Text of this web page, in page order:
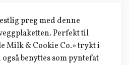
preg med denne
Perfekt til
Milk & Cookie Co.» trykt i
benyttes som pyntefat